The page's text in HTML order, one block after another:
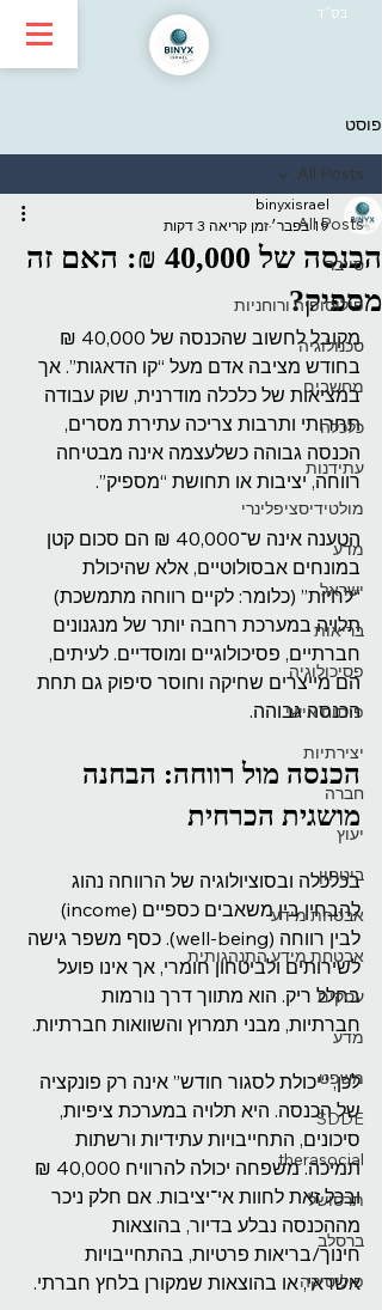
בס״ד
פוסט
All Posts
סייבר
פילוסופיה ורוחניות
טכנולוגיה
מחשבים
כלכלה
עתידנות
מולטידיסציפלינרי
מדע
ישראל
בריאות
פסיכולוגיה
פיתוח אישי
יצירתיות
חברה
יעוץ
ביטחון
אבטחת מידע
אבטחת מידע התנהגותית
עסקים
מדע
משפט
SDDE
therasocial
תרסושל
ברסלב
פוליטיקה
All Posts
הכנסה של 40,000 ₪: האם זה
מספיק?
binyxisrael
19 בפבר׳
זמן קריאה 3 דקות
מקובל לחשוב שהכנסה של 40,000 ₪
בחודש מציבה אדם מעל “קו הדאגות”. אך
במציאות של כלכלה מודרנית, שוק עבודה
תחרותי ותרבות צריכה עתירת מסרים,
הכנסה גבוהה כשלעצמה אינה מבטיחה
רווחה, יציבות או תחושת “מספיק”.
הטענה אינה ש־40,000 ₪ הם סכום קטן
במונחים אבסולוטיים, אלא שהיכולת
“לחיות” (כלומר: לקיים רווחה מתמשכת)
תלויה במערכת רחבה יותר של מנגנונים
חברתיים, פסיכולוגיים ומוסדיים. לעיתים,
הם מייצרים שחיקה וחוסר סיפוק גם תחת
הכנסה גבוהה.
הכנסה מול רווחה: הבחנה
מושגית הכרחית
בכלכלה ובסוציולוגיה של הרווחה נהוג
להבחין בין משאבים כספיים (income)
לבין רווחה (well-being). כסף משפר גישה
לשירותים ולביטחון חומרי, אך אינו פועל
בחלל ריק. הוא מתווך דרך נורמות
חברתיות, מבני תמרוץ והשוואות חברתיות.
לכן, “יכולת לסגור חודש” אינה רק פונקציה
של הכנסה. היא תלויה במערכת ציפיות,
סיכונים, התחייבויות עתידיות ורשתות
תמיכה. משפחה יכולה להרוויח 40,000 ₪
ובכל זאת לחוות אי־יציבות. אם חלק ניכר
מההכנסה נבלע בדיור, בהוצאות
חינוך/בריאות פרטיות, בהתחייבויות
אשראי, או בהוצאות שמקורן בלחץ חברתי.